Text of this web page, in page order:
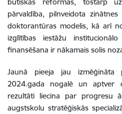
pārvaldība, pilnveidota
doktorantūras modelis, kā arī
izglītības iestāžu
finansēšana ir nākamais solis
Jaunā pieeja jau izmēģināta
2024.gada nogalē un aptver
rezultāti liecina par progresu
augstskolu stratēģiskās